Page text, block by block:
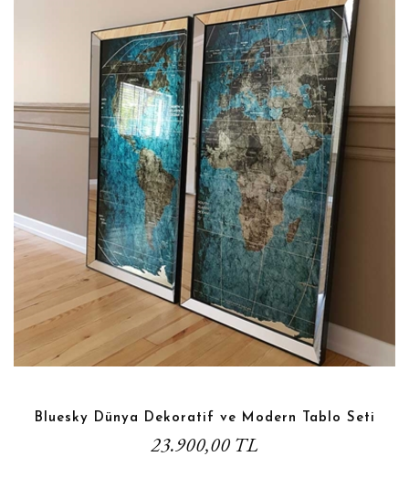
Bluesky Dünya Dekoratif ve Modern Tablo Seti
23.900,00 TL